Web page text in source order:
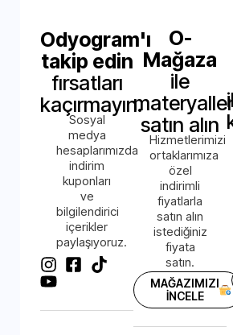
Odyogram'ı
takip edin
fırsatları
kaçırmayın.
Sosyal
medya
hesaplarımızda
indirim
kuponları
ve
bilgilendirici
içerikler
paylaşıyoruz.
O-
Mağaza
ile
satın alın
Hizmetlerimizi
ortaklarımıza
özel
indirimli
fiyatlarla
satın alın
istediğiniz
fiyata
satın.
MAĞAZIMIZI
İNCELE